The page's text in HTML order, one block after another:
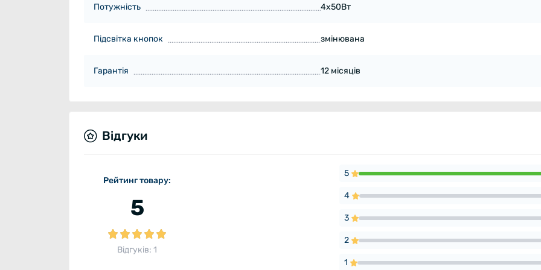
Потужність 4х50Вт
Підсвітка кнопок змінювана
Гарантія 12 місяців
Відгуки
Рейтинг товару:
5
Відгуків: 1
5
4
3
2
1